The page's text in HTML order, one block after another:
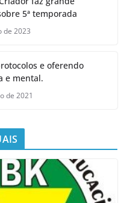
5ª temporada
de 2023
e oferendo
e mental.
de 2021